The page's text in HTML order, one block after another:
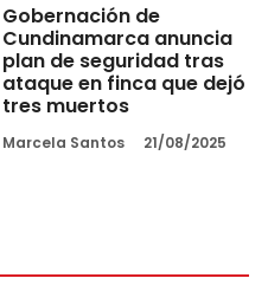
Gobernación de
Cundinamarca anuncia
plan de seguridad tras
ataque en finca que dejó
tres muertos
Marcela Santos 21/08/2025